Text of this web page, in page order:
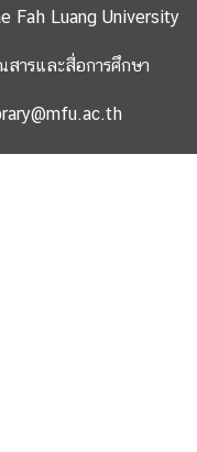
Fah Luang University
ารและสื่อการศึกษา